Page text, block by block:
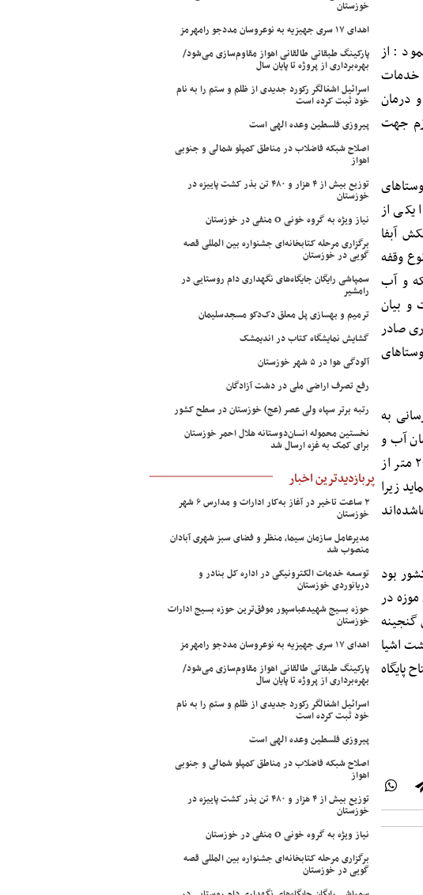
: از
خدمات
و درمان
و تدبیر لازم جهت
یکی از
آبفا
وقفه
و آب
و بیان
صادر
به
آب و
برق خوزستان در تخصیص اعتبار مصوب به سازمان میراث فرهنگی به‌منظور انجام و اتمام کاوش ۲۰۰ متر از
زیرا
بود
در
اشیا
پایگاه
خوزستان
اهدای ۱۷ سری جهیزیه به نوعروسان مددجو رامهرمز
پارکینگ طبقاتی طالقانی اهواز مقاوم‌سازی می‌شود/
بهره‌برداری از پروژه تا پایان سال
اسرائیل اشغالگر رکورد جدیدی از ظلم و ستم را به نام
خود ثبت کرده است
پیروزی فلسطین وعده الهی است
اصلاح شبکه فاضلاب در مناطق کمپلو شمالی و جنوبی
اهواز
توزیع بیش از ۴ هزار و ۴۸۰ تن بذر کشت پاییزه در
خوزستان
نیاز ویژه به گروه خونی O منفی در خوزستان
برگزاری مرحله کتابخانه‌ای جشنواره بین المللی قصه
گویی در خوزستان
سمپاشی رایگان جایگاه‌های نگهداری دام روستایی در
رامشیر
ترمیم و بهسازی پل معلق دک‌دکو مسجدسلیمان
گشایش نمایشگاه کتاب در اندیمشک
آلودگی هوا در ۵ شهر خوزستان
رفع تصرف اراضی ملی در دشت آزادگان
رتبه برتر سپاه ولی عصر (عج) خوزستان در سطح کشور
نخستین محموله انسان‌دوستانه هلال احمر خوزستان
برای کمک به غزه ارسال شد
پربازدیدترین اخبار
۲ ساعت تاخیر در آغاز به‌کار ادارات و مدارس ۶ شهر
خوزستان
مدیرعامل سازمان سیما، منظر و فضای سبز شهری آبادان
منصوب شد
توسعه خدمات الکترونیکی در اداره کل بنادر و
دریانوردی خوزستان
حوزه بسیج شهیدعباسپور موفق‌ترین حوزه بسیج ادارات
خوزستان
اهدای ۱۷ سری جهیزیه به نوعروسان مددجو رامهرمز
پارکینگ طبقاتی طالقانی اهواز مقاوم‌سازی می‌شود/
بهره‌برداری از پروژه تا پایان سال
اسرائیل اشغالگر رکورد جدیدی از ظلم و ستم را به نام
خود ثبت کرده است
پیروزی فلسطین وعده الهی است
اصلاح شبکه فاضلاب در مناطق کمپلو شمالی و جنوبی
اهواز
توزیع بیش از ۴ هزار و ۴۸۰ تن بذر کشت پاییزه در
خوزستان
نیاز ویژه به گروه خونی O منفی در خوزستان
برگزاری مرحله کتابخانه‌ای جشنواره بین المللی قصه
گویی در خوزستان